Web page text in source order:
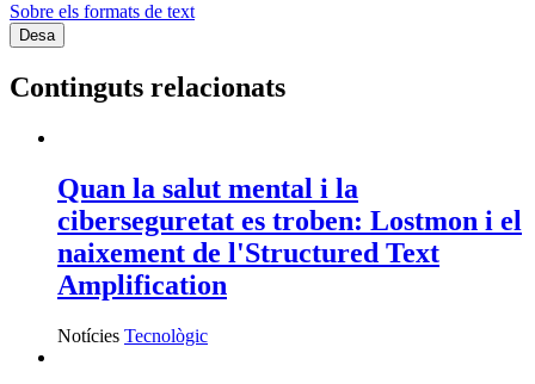
Sobre els formats de text
Continguts relacionats
Quan la salut mental i la
ciberseguretat es troben: Lostmon i el
naixement de l'Structured Text
Amplification
Notícies Tecnològic